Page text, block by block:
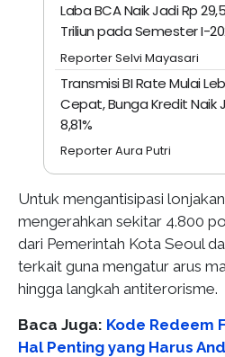
Laba BCA Naik Jadi Rp 29,5
Triliun pada Semester I-
Reporter Selvi Mayasari
Transmisi BI Rate Mulai
Cepat, Bunga Kredit Naik
8,81%
Reporter Aura Putri
Untuk mengantisipasi
mengerahkan sekitar 4.800
dari Pemerintah Kota Seoul
terkait guna mengatur arus
hingga langkah antiterorisme.
Baca Juga: Kode Redeem
Hal Penting yang Harus